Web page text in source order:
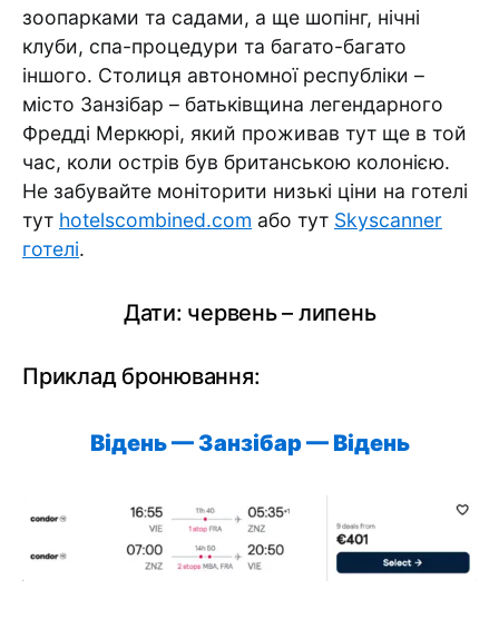
зоопарками та садами, а ще шопінг, нічні
клуби, спа-процедури та багато-багато
іншого. Столиця автономної республіки –
місто Занзібар – батьківщина легендарного
Фредді Меркюрі, який проживав тут ще в той
час, коли острів був британською колонією.
Не забувайте моніторити низькі ціни на готелі
тут hotelscombined.com або тут Skyscanner
готелі.
Дати: червень – липень
Приклад бронювання:
Відень — Занзібар — Відень